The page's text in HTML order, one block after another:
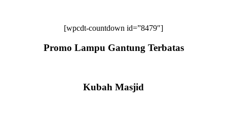
[wpcdt-countdown id=”8479″]
Promo Lampu Gantung Terbatas
Kubah Masjid